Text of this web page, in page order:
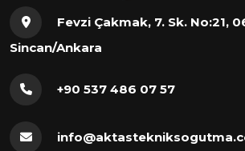
Fevzi Çakmak, 7. Sk. No:21,
Sincan/Ankara
+90 537 486 07 57